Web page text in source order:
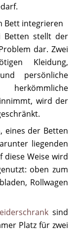
Bett integrieren
Betten stellt der
dar. Zwei
Kleidung,
persönliche
wird der
eines der Betten
liegenden
diese Weise wird
oben zum
Rollwagen
sind
Platz für zwei